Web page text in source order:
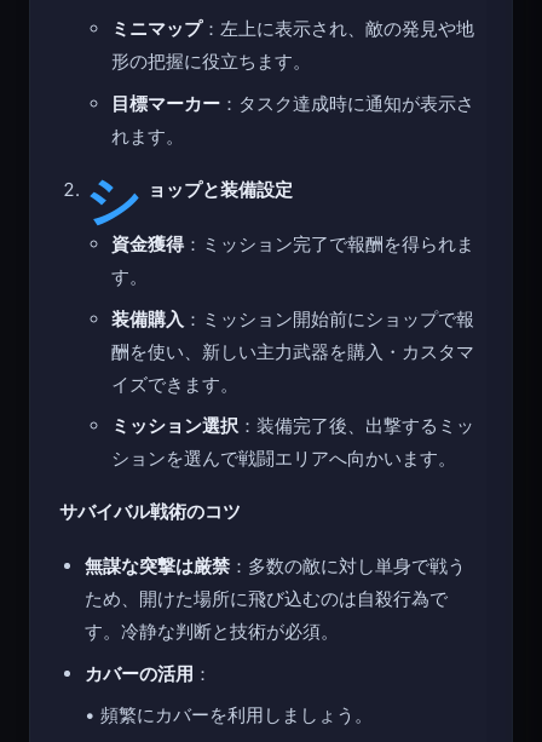
ミニマップ：左上に表示され、敵の発見や地
形の把握に役立ちます。
目標マーカー：タスク達成時に通知が表示さ
れます。
シ ョップと装備設定
資金獲得：ミッション完了で報酬を得られま
す。
装備購入 ：ミッション開始前にショップで報
酬を使い、新しい主力武器を購入・カスタマ
イズできます。
ミッション選択：装備完了後、出撃するミッ
ションを選んで戦闘エリアへ向かいます。
サバイバル戦術のコツ
無謀な突撃は厳禁 ：多数の敵に対し単身で戦う
ため、開けた場所に飛び込むのは自殺行為で
す。冷静な判断と技術が必須。
カバーの活用 ：
• 頻繁にカバーを利用しましょう。